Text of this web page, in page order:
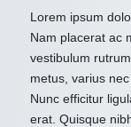
Lorem ipsum
Nam placerat ac
vestibulum
metus, varius
Nunc efficitur
erat. Quisque